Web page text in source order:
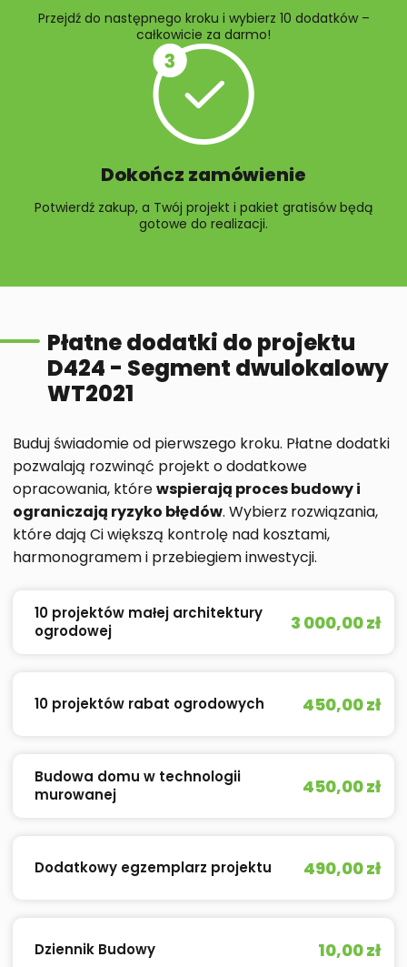
Przejdź do następnego kroku i wybierz 10 dodatków –
całkowicie za darmo!
Dokończ zamówienie
Potwierdź zakup, a Twój projekt i pakiet gratisów będą
gotowe do realizacji.
Płatne dodatki do projektu
D424 - Segment dwulokalowy
WT2021
Buduj świadomie od pierwszego kroku. Płatne dodatki
pozwalają rozwinąć projekt o dodatkowe
opracowania, którewspierają proces budowy i
ograniczają ryzyko błędów. Wybierz rozwiązania,
które dają Ci większą kontrolę nad kosztami,
harmonogramem i przebiegiem inwestycji.
10 projektów małej architektury
ogrodowej
3 000,00 zł
10 projektów rabat ogrodowych 450,00 zł
Budowa domu w technologii
murowanej
450,00 zł
Dodatkowy egzemplarz projektu 490,00 zł
Dziennik Budowy 10,00 zł